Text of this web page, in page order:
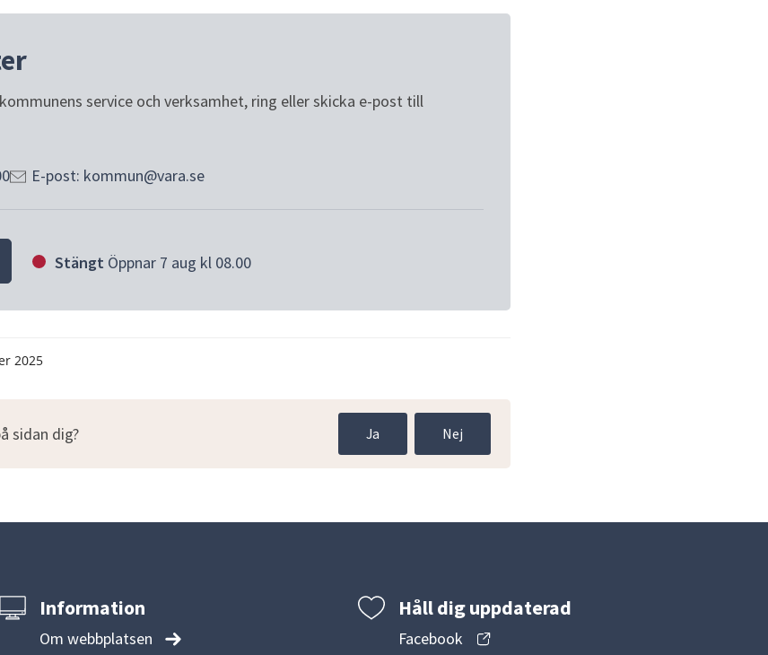
service och verksamhet, ring eller skicka e-post till
E-post: kommun@vara.se
Stängt Öppnar 7 aug kl 08.00
2025
sidan dig? Ja Nej
Information
Om webbplatsen
Håll dig uppdaterad
Facebook